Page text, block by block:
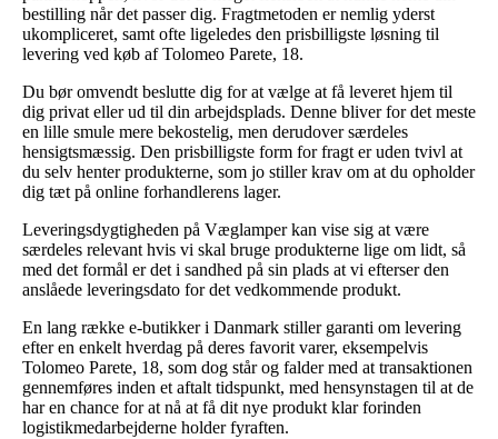
bestilling når det passer dig. Fragtmetoden er nemlig yderst
ukompliceret, samt ofte ligeledes den prisbilligste løsning til
levering ved køb af Tolomeo Parete, 18.
Du bør omvendt beslutte dig for at vælge at få leveret hjem til
dig privat eller ud til din arbejdsplads. Denne bliver for det meste
en lille smule mere bekostelig, men derudover særdeles
hensigtsmæssig. Den prisbilligste form for fragt er uden tvivl at
du selv henter produkterne, som jo stiller krav om at du opholder
dig tæt på online forhandlerens lager.
Leveringsdygtigheden på Væglamper kan vise sig at være
særdeles relevant hvis vi skal bruge produkterne lige om lidt, så
med det formål er det i sandhed på sin plads at vi efterser den
anslåede leveringsdato for det vedkommende produkt.
En lang række e-butikker i Danmark stiller garanti om levering
efter en enkelt hverdag på deres favorit varer, eksempelvis
Tolomeo Parete, 18, som dog står og falder med at transaktionen
gennemføres inden et aftalt tidspunkt, med hensynstagen til at de
har en chance for at nå at få dit nye produkt klar forinden
logistikmedarbejderne holder fyraften.